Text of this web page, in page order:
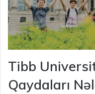
Tibb
Qaydaları